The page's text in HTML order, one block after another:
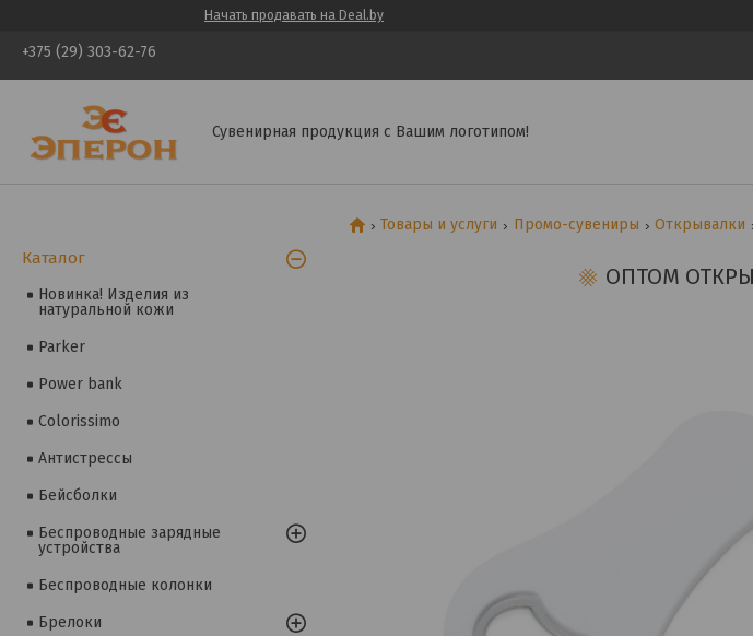
Начать продавать на Deal.by
+375 (29) 303-62-76
Сувенирная продукция с Вашим логотипом!
Товары и услуги Промо-сувениры Открывалки
ОПТОМ
Каталог
Новинка! Изделия из
натуральной кожи
Parker
Power bank
Colorissimo
Антистрессы
Бейсболки
Беспроводные зарядные
устройства
Беспроводные колонки
Брелоки